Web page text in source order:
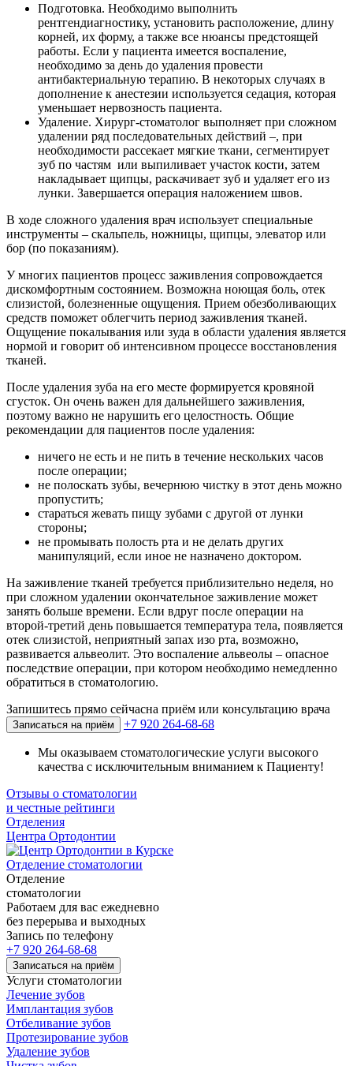
Подготовка. Необходимо выполнить
рентгендиагностику, установить расположение, длину
корней, их форму, а также все нюансы предстоящей
работы. Если у пациента имеется воспаление,
необходимо за день до удаления провести
антибактериальную терапию. В некоторых случаях в
дополнение к анестезии используется седация, которая
уменьшает нервозность пациента.
Удаление. Хирург-стоматолог выполняет при сложном
удалении ряд последовательных действий –, при
необходимости рассекает мягкие ткани, сегментирует
зуб по частям или выпиливает участок кости, затем
накладывает щипцы, раскачивает зуб и удаляет его из
лунки. Завершается операция наложением швов.
В ходе сложного удаления врач использует специальные
инструменты – скальпель, ножницы, щипцы, элеватор или
бор (по показаниям).
У многих пациентов процесс заживления сопровождается
дискомфортным состоянием. Возможна ноющая боль, отек
слизистой, болезненные ощущения. Прием обезболивающих
средств поможет облегчить период заживления тканей.
Ощущение покалывания или зуда в области удаления является
нормой и говорит об интенсивном процессе восстановления
тканей.
После удаления зуба на его месте формируется кровяной
сгусток. Он очень важен для дальнейшего заживления,
поэтому важно не нарушить его целостность. Общие
рекомендации для пациентов после удаления:
ничего не есть и не пить в течение нескольких часов
после операции;
не полоскать зубы, вечернюю чистку в этот день можно
пропустить;
стараться жевать пищу зубами с другой от лунки
стороны;
не промывать полость рта и не делать других
манипуляций, если иное не назначено доктором.
На заживление тканей требуется приблизительно неделя, но
при сложном удалении окончательное заживление может
занять больше времени. Если вдруг после операции на
второй-третий день повышается температура тела, появляется
отек слизистой, неприятный запах изо рта, возможно,
развивается альвеолит. Это воспаление альвеолы – опасное
последствие операции, при котором необходимо немедленно
обратиться в стоматологию.
Запишитесь прямо сейчасна приём или консультацию врача
Записаться на приём +7 920 264-68-68
Мы оказываем стоматологические услуги высокого
качества с исключительным вниманием к Пациенту!
Отзывы о стоматологии
и честные рейтинги
Отделения
Центра Ортодонтии
Отделение стоматологии
Отделение
стоматологии
Работаем для вас ежедневно
без перерыва и выходных
Запись по телефону
+7 920 264-68-68
Записаться на приём
Услуги стоматологии
Лечение зубов
Имплантация зубов
Отбеливание зубов
Протезирование зубов
Удаление зубов